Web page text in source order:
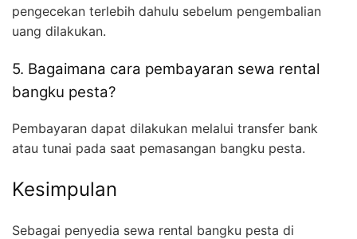
pengecekan terlebih dahulu sebelum pengembalian
uang dilakukan.
5. Bagaimana cara pembayaran sewa rental
bangku pesta?
Pembayaran dapat dilakukan melalui transfer bank
atau tunai pada saat pemasangan bangku pesta.
Kesimpulan
Sebagai penyedia sewa rental bangku pesta di